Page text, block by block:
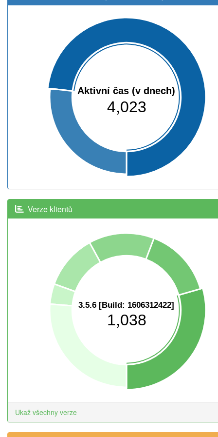
Aktivní čas (v dnech)
4,023
Verze klientů
3.5.6 [Build: 1606312422]
1,038
Ukaž všechny verze